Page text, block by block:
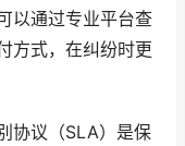
以通过专业平台查
方式，在纠纷时更
协议（SLA）是保